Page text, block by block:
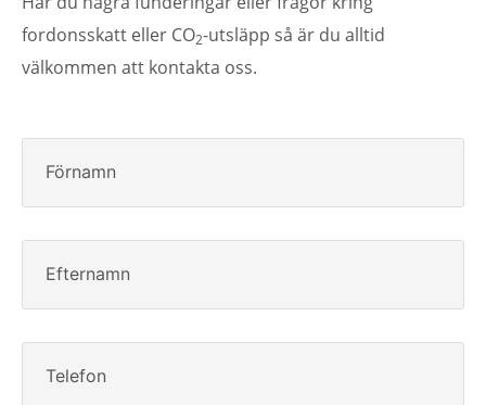
fordonsskatt eller CO2-utsläpp så är du alltid
välkommen att kontakta oss.
Förnamn
Efternamn
Telefon